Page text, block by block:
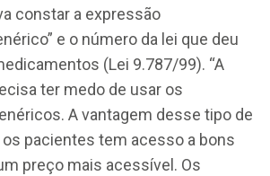
constar a expressão
e o número da lei que deu
(Lei 9.787/99). “A
ter medo de usar os
A vantagem desse tipo de
pacientes tem acesso a bons
preço mais acessível. Os